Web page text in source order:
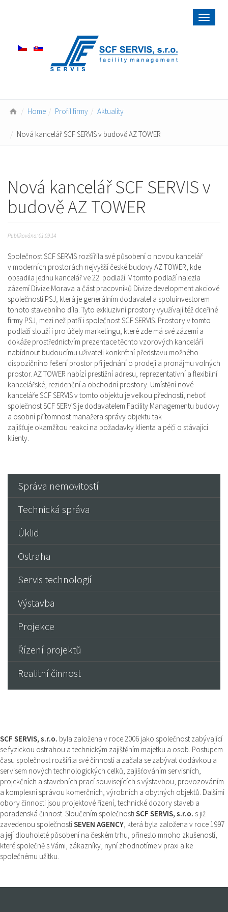
Home Profil firmy Aktuality
Nová kancelář SCF SERVIS v budově AZ TOWER
Nová kancelář SCF SERVIS v
budově AZ TOWER
Publikováno: 01.09.14
Společnost SCF SERVIS rozšířila své působení o novou kancelář
v moderních prostorách nejvyšší české budovy AZ TOWER, kde
obsadila jednu kancelář ve 22. podlaží. V tomto podlaží nalezla
zázemí Divize Morava a část pracovníků Divize development akciové
společnosti PSJ, která je generálním dodavatel a spoluinvestorem
tohoto stavebního díla. Tyto exkluzivní prostory využívají též dceřiné
firmy PSJ, mezi než patří i společnost SCF SERVIS. Prostory v tomto
podlaží slouží i pro účely marketingu, které zde má své zázemí a
dokáže prostřednictvím prezentace těchto vzorových kanceláří
nabídnout budoucímu uživateli konkrétní představu možného
dispozičního řešení prostor při jednání o prodeji a pronájmu volných
prostor. AZ TOWER nabízí prestižní adresu, reprezentativní a flexibilní
kancelářské, rezidenční a obchodní prostory. Umístění nové
kanceláře SCF SERVIS v tomto objektu je velkou předností, neboť
společnost SCF SERVIS je dodavatelem Facility Managementu budovy
a osobní přítomnost manažera správy objektu tak
zajišťuje okamžitou reakci na požadavky klienta a péči o stávající
klienty.
Správa nemovitostí
Technická správa
Úklid
Ostraha
Servis technologií
Výstavba
Projekce
Řízení projektů
Realitní činnost
SCF SERVIS, s.r.o. byla založena v roce 2006 jako společnost zabývající
se fyzickou ostrahou a technickým zajištěním majetku a osob. Postupem
času společnost rozšířila své činnosti a začala se zabývat dodávkou a
servisem nových technologických celků, zajišťováním servisních,
projekčních a stavebních prací souvisejících s výstavbou, provozováním
a komplexní správou komerčních, výrobních a obytných objektů. Dalšími
obory činnosti jsou projektové řízení, technické dozory staveb a
poradenská činnost. Sloučením společnostiSCF SERVIS, s.r.o. s již
zavedenou společnostíSEVEN AGENCY, která byla založena v roce 1997
a její dlouholeté působení na českém trhu, přineslo mnoho zkušeností,
které společně s Vámi, zákazníky, nyní zhodnotíme v praxi a ke
společnému užitku.
Toggle